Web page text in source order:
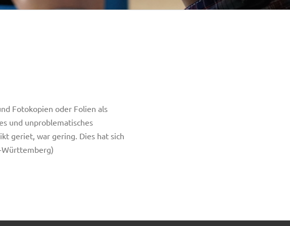
Fotokopien oder Folien als
und unproblematisches
geriet, war gering. Dies hat sich
Württemberg)